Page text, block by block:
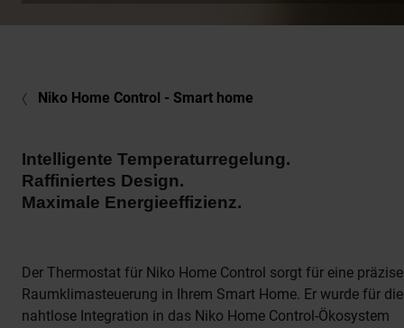
Niko Home Control - Smart home
Intelligente Temperaturregelung.
Raffiniertes Design.
Maximale Energieeffizienz.
Der Thermostat für Niko Home Control sorgt für eine präzise
Raumklimasteuerung in Ihrem Smart Home. Er wurde für die
nahtlose Integration in das Niko Home Control-Ökosystem